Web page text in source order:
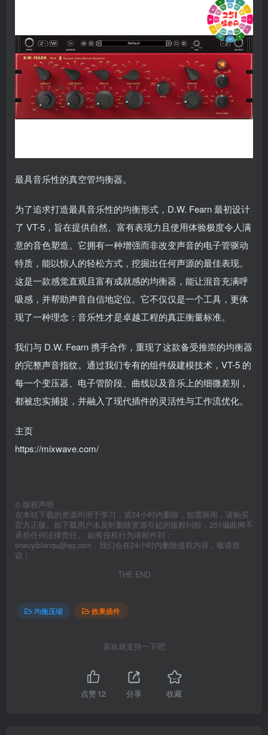
最具音乐性的真空管均衡器。
为了追求打造最具音乐性的均衡形式，D.W. Fearn 最初设计
了 VT-5，旨在提供自然、富有表现力且使用体验极度令人满
意的音色塑造。它拥有一种增强而非改变声音的电子管驱动
特质，能以惊人的轻松方式，挖掘出任何声源的最佳表现。
这是一款感觉直观且富有成就感的均衡器，能让混音充满呼
吸感，并帮助声音自信地定位。它不仅仅是一个工具，更体
现了一种理念：音乐性才是卓越工程的真正衡量标准。
我们与 D.W. Fearn 携手合作，重现了这款备受推崇的均衡器
的完整声音指纹。通过我们专有的组件级建模技术，VT-5 的
每一个变压器、电子管阶段、曲线以及音乐上的细微差别，
都被忠实捕捉，并融入了现代插件的灵活性与工作流优化。
主页
https://mixwave.com/
© 版权声明
在本站下载的资源均用于学习，请24小时内删除，如需商用，请购买
官方正版。如下载用户未及时删除资源引起的版权纠纷，251编曲网不
承担任何法律责任。 如有侵权行为请邮件到：
erwuyibianqu@qq.com，我们会在24小时内删除侵权内容，敬请原
谅！
THE END
均衡压缩 效果插件
喜欢就支持一下吧
点赞12 分享 收藏